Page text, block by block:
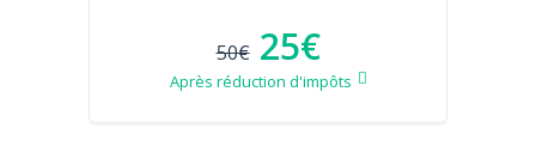
50€ 25€
Après réduction d'impôts